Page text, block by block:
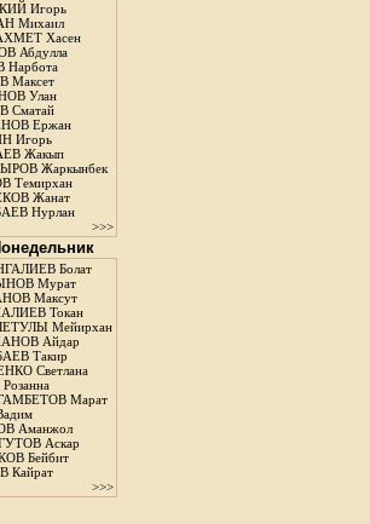
Игорь
Михаил
Хасен
Абдулла
Максет
Улан
Сматай
Ержан
Игорь
Жакып
Жаркынбек
Темирхан
Жанат
Нурлан
>>>
Болат
Мурат
Максут
Токан
Мейирхан
Айдар
Такир
Светлана
Марат
Аманжол
Аскар
Бейбит
Кайрат
>>>